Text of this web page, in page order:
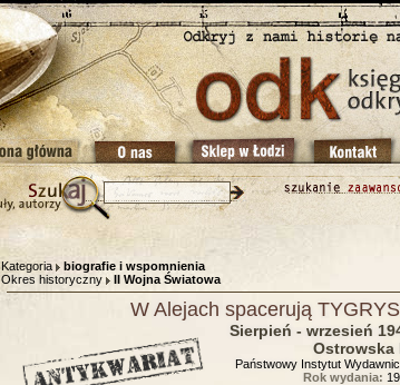
Kategoria
biografie i wspomnienia
Okres historyczny
II Wojna Światowa
W Alejach spacerują
Sierpień - wrzesień
Ostrowska
Państwowy Instytut
Rok wydania: